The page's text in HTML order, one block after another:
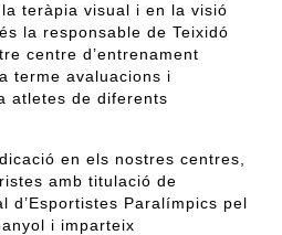
teràpia visual i en la visió
la responsable de Teixidó
centre d’entrenament
terme avaluacions i
atletes de diferents
en els nostres centres,
amb titulació de
d’Esportistes Paralímpics pel
i imparteix